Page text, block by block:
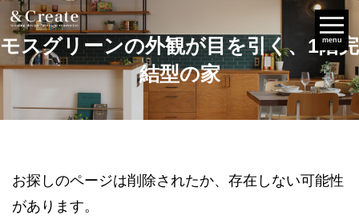
menu
モスグリーンの外観が目を引く、1階完
結型の家
お探しのページは削除されたか、存在しない可能性
があります。